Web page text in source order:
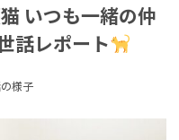
いつも一緒の仲
話レポート
様子